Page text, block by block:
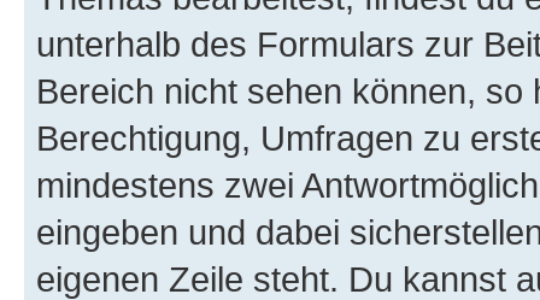
unterhalb des Formulars zur
Bereich nicht sehen können,
Berechtigung, Umfragen zu
mindestens zwei
eingeben und dabei
eigenen Zeile steht. Du kannst